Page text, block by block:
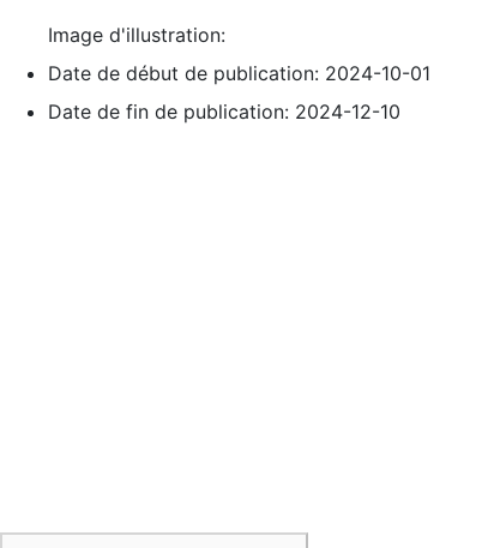
Image d'illustration:
Date de début de publication: 2024-10-01
Date de fin de publication: 2024-12-10